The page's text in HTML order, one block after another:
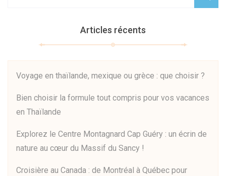
Articles récents
Voyage en thaïlande, mexique ou grèce : que choisir ?
Bien choisir la formule tout compris pour vos vacances
en Thaïlande
Explorez le Centre Montagnard Cap Guéry : un écrin de
nature au cœur du Massif du Sancy !
Croisière au Canada : de Montréal à Québec pour